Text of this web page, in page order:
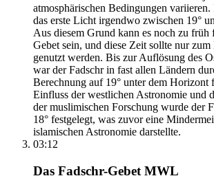
atmosphärischen Bedingungen variieren.
das erste Licht irgendwo zwischen 19°
Aus diesem Grund kann es noch zu früh
Gebet sein, und diese Zeit sollte nur zum
genutzt werden. Bis zur Auflösung des
war der Fadschr in fast allen Ländern
Berechnung auf 19° unter dem Horizont
Einfluss der westlichen Astronomie und
der muslimischen Forschung wurde der
18° festgelegt, was zuvor eine
islamischen Astronomie darstellte.
03:12
Das Fadschr-Gebet MWL